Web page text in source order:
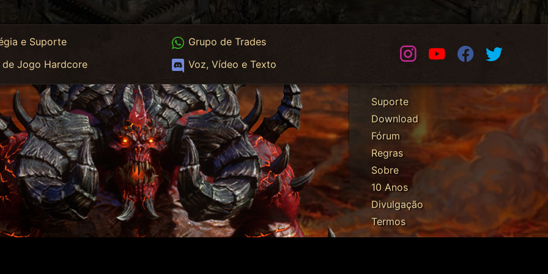
e Suporte WhatsApp Trades
Grupo de Trades
HC
de Jogo Hardcore Discord
Voz, Vídeo e Texto
InstagramYoutubeFacebook
Suporte
Download
Fórum
Regras
Sobre
10 Anos
Divulgação
Termos